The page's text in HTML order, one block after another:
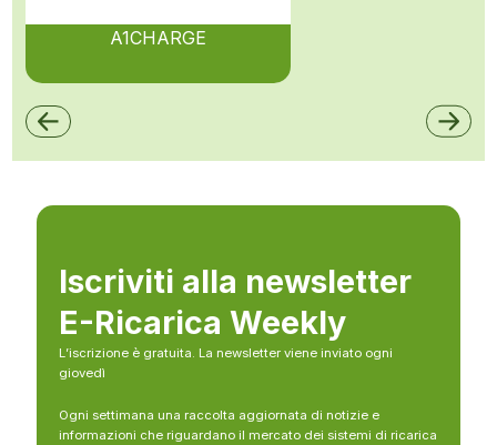
A1CHARGE
Iscriviti alla newsletter
E-Ricarica Weekly
L’iscrizione è gratuita. La newsletter viene inviato ogni
giovedì
Ogni settimana una raccolta aggiornata di notizie e
informazioni che riguardano il mercato dei sistemi di ricarica